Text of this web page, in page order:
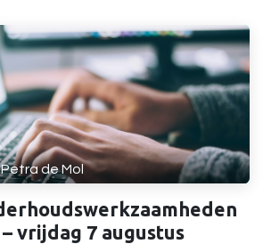
de Mol
vrijdag 7 augustus